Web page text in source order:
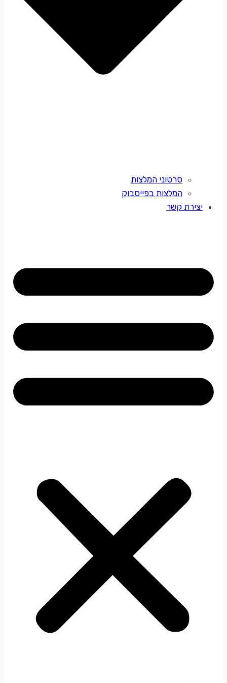
סרטוני המלצות
המלצות בפייסבוק
יצירת קשר